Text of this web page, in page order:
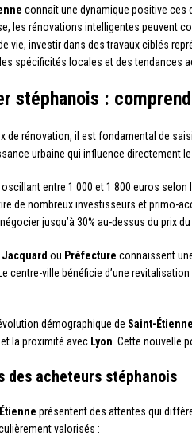
connaît une dynamique positive ces
les rénovations intelligentes peuvent
vie, investir dans des travaux ciblés
spécificités locales et des tendances
stéphanois :
de rénovation, il est fondamental de
urbaine qui influence directement
entre 1 000 et 1 800 euros selon
de nombreux investisseurs et primo-
jusqu’à 30% au-dessus du prix du
Jacquard ou Préfecture connaissent
centre-ville bénéficie d’une
démographique de Saint-Étienne
la proximité avec Lyon . Cette nouvelle
des acheteurs stéphanois
présentent des attentes qui
valorisés :